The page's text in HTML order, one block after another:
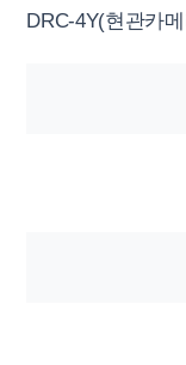
DRC-4Y(현관카